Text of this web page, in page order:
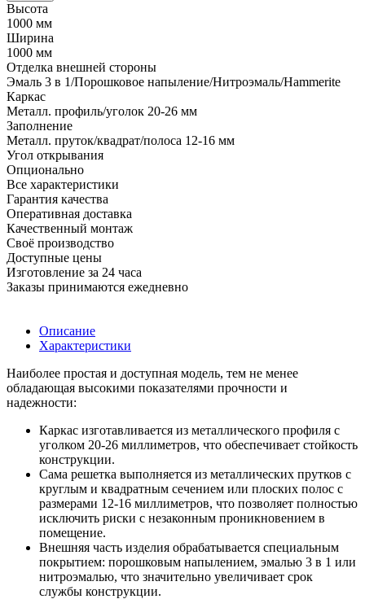
Высота
1000 мм
Ширина
1000 мм
Отделка внешней стороны
Эмаль 3 в 1/Порошковое напыление/Нитроэмаль/Hammerite
Каркас
Металл. профиль/уголок 20-26 мм
Заполнение
Металл. пруток/квадрат/полоса 12-16 мм
Угол открывания
Опционально
Все характеристики
Гарантия качества
Оперативная доставка
Качественный монтаж
Своё производство
Доступные цены
Изготовление за 24 часа
Заказы принимаются ежедневно
Описание
Характеристики
Наиболее простая и доступная модель, тем не менее
обладающая высокими показателями прочности и
надежности:
Каркас изготавливается из металлического профиля с
уголком 20-26 миллиметров, что обеспечивает стойкость
конструкции.
Сама решетка выполняется из металлических прутков с
круглым и квадратным сечением или плоских полос с
размерами 12-16 миллиметров, что позволяет полностью
исключить риски с незаконным проникновением в
помещение.
Внешняя часть изделия обрабатывается специальным
покрытием: порошковым напылением, эмалью 3 в 1 или
нитроэмалью, что значительно увеличивает срок
службы конструкции.